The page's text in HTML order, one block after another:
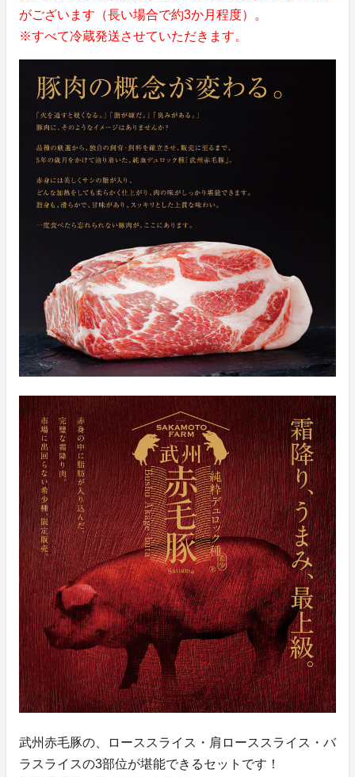
がございます（長い場合で約3か月程度）。
※すべて冷蔵発送させていただきます。
武州赤毛豚の、ローススライス・肩ローススライス・バ
ラスライスの3部位が堪能できるセットです！